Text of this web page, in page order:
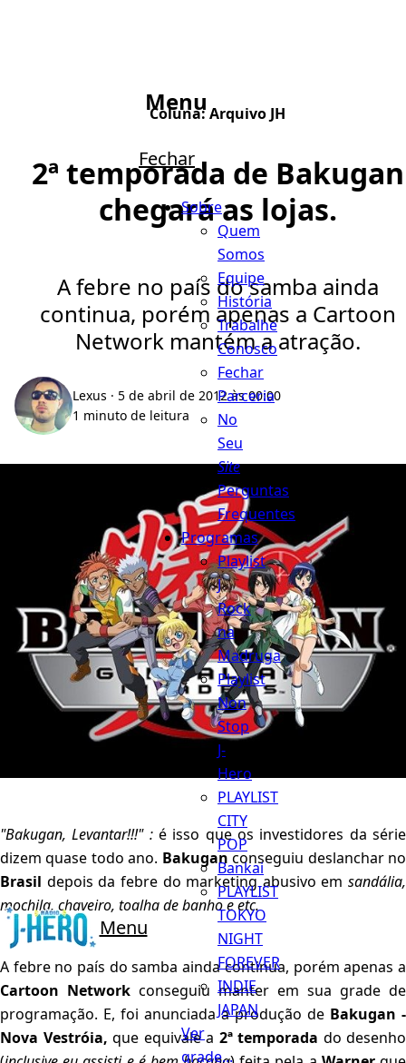
Menu
Menu
Fechar
Sobre
Quem
Somos
Equipe
História
Trabalhe
Conosco
Fechar
Parceria
No
Seu
Site
Perguntas
Frequentes
Programas
Playlist
J
Rock
na
Madruga
Playlist
Non
Stop
J-
Hero
PLAYLIST
CITY
POP
Bankai
PLAYLIST
TOKYO
NIGHT
FOREVER
INDIE
JAPAN
Ver
grade...
Coluna:Arquivo JH
2ª temporada de Bakugan
chegará as lojas.
A febre no país do samba ainda
continua, porém apenas a Cartoon
Network mantém a atração.
Lexus · 5 de abril de 2012 às 00:00
1 minuto de leitura
"Bakugan, Levantar!!!" : é isso que os investidores da série
dizem quase todo ano. Bakuganconseguiu deslanchar no
Brasil depois da febre do marketing abusivo em sandália,
mochila, chaveiro, toalha de banho e etc.
A febre no país do samba ainda continua, porém apenas a
Cartoon Network conseguiu manter em sua grade de
programação. E, foi anunciada a produção de Bakugan -
Nova Vestróia, que equivale a 2ª temporada do desenho